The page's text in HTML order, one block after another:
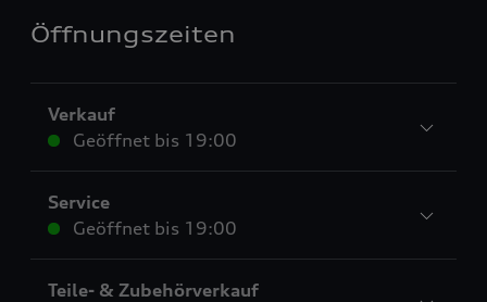
Öffnungszeiten
Verkauf
Geöffnet bis 19:00
Service
Geöffnet bis 19:00
Teile- & Zubehörverkauf